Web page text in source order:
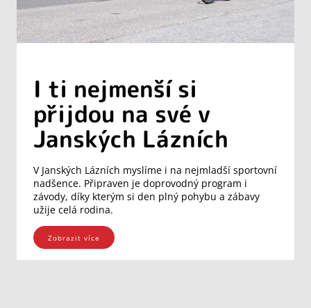
I ti nejmenší si
přijdou na své v
Janských Lázních
V Janských Lázních myslíme i na nejmladší sportovní
nadšence. Připraven je doprovodný program i
závody, díky kterým si den plný pohybu a zábavy
užije celá rodina.
Zobrazit více